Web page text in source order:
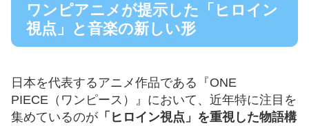
ワンピアニメが提示した「ヒロイン
視点」と音楽の新しい形
日本を代表するアニメ作品である『ONE
PIECE（ワンピース）』において、近年特に注目を
集めているのが 「ヒロイン視点」を重視した物語構